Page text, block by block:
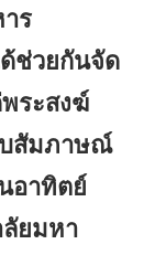
ร
ช่วยกันจัด
ระสงฆ์
บสัมภาษณ์
อาทิตย์
ยมหา